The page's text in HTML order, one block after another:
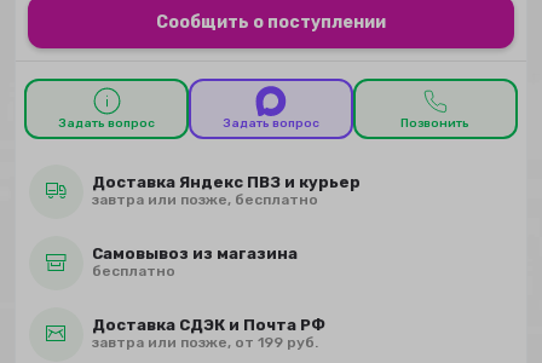
Сообщить о поступлении
Задать вопрос Задать вопрос Позвонить
Доставка Яндекс ПВЗ и курьер
завтра или позже, бесплатно
Самовывоз из магазина
бесплатно
Доставка СДЭК и Почта РФ
завтра или позже, от 199 руб.